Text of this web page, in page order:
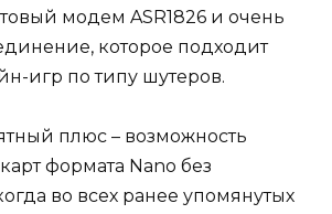
модем ASR1826 и очень
которое подходит
игр по типу шутеров.
плюс – возможность
формата Nano без
во всех ранее упомянутых